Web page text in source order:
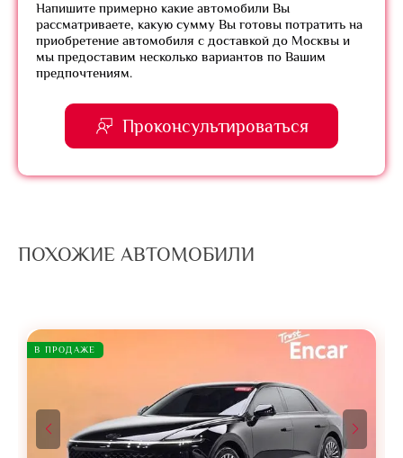
Напишите примерно какие автомобили Вы
рассматриваете, какую сумму Вы готовы потратить на
приобретение автомобиля с доставкой до Москвы и
мы предоставим несколько вариантов по Вашим
предпочтениям.
Проконсультироваться
ПОХОЖИЕ АВТОМОБИЛИ
В ПРОДАЖЕ